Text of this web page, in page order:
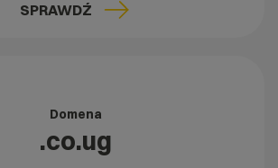
SPRAWDŹ
Domena
.co.ug